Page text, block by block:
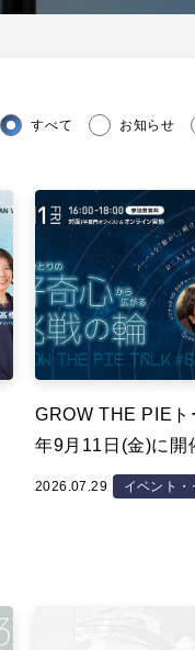
すべて お知らせ
GROW THE PIE
年9月11日(金)に開
2026.07.29 イベント・